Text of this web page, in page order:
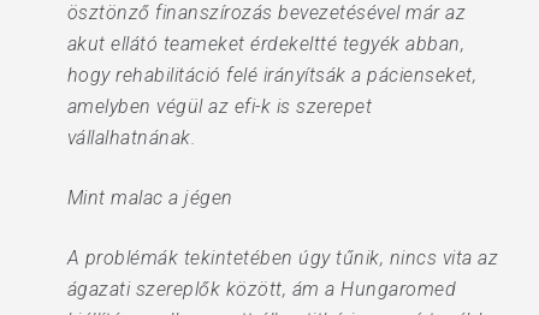
ösztönző finanszírozás bevezetésével már az
akut ellátó teameket érdekeltté tegyék abban,
hogy rehabilitáció felé irányítsák a pácienseket,
amelyben végül az efi-k is szerepet
vállalhatnának.
Mint malac a jégen
A problémák tekintetében úgy tűnik, nincs vita az
ágazati szereplők között, ám a Hungaromed